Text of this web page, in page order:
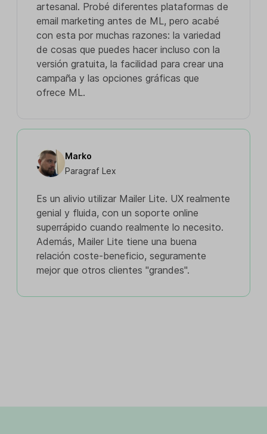
artesanal. Probé diferentes plataformas de
email marketing antes de ML, pero acabé
con esta por muchas razones: la variedad
de cosas que puedes hacer incluso con la
versión gratuita, la facilidad para crear una
campaña y las opciones gráficas que
ofrece ML.
Marko
Paragraf Lex
Es un alivio utilizar Mailer Lite. UX realmente
genial y fluida, con un soporte online
superrápido cuando realmente lo necesito.
Además, Mailer Lite tiene una buena
relación coste-beneficio, seguramente
mejor que otros clientes "grandes".